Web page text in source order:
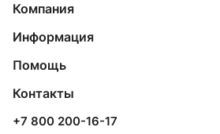
Компания
Информация
Помощь
Контакты
+7 800 200-16-17